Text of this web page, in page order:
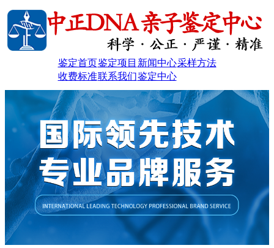
鉴定首页鉴定项目 新闻中心采样方法
收费标准联系我们鉴定中心